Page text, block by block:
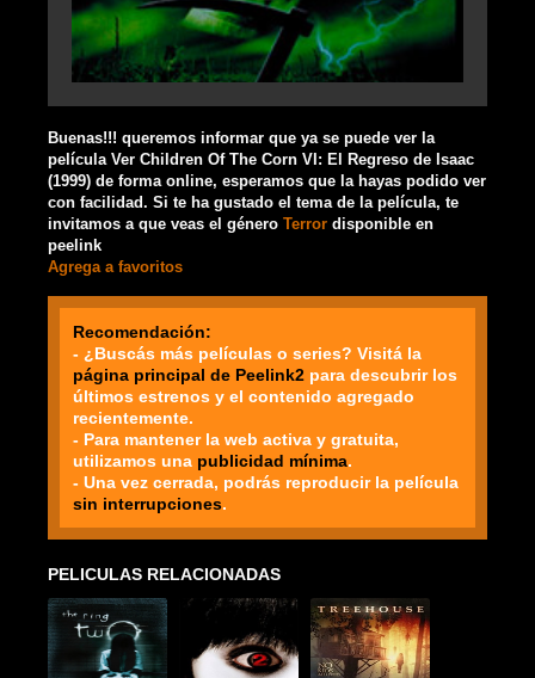
Buenas!!! queremos informar que ya se puede ver la
película Ver Children Of The Corn VI: El Regreso de Isaac
(1999) de forma online, esperamos que la hayas podido ver
con facilidad. Si te ha gustado el tema de la película, te
invitamos a que veas el género Terror disponible en
peelink
Agrega a favoritos
Recomendación:
- ¿Buscás más películas o series? Visitá la
página principal de Peelink2 para descubrir los
últimos estrenos y el contenido agregado
recientemente.
- Para mantener la web activa y gratuita,
utilizamos una publicidad mínima.
- Una vez cerrada, podrás reproducir la película
sin interrupciones.
PELICULAS RELACIONADAS